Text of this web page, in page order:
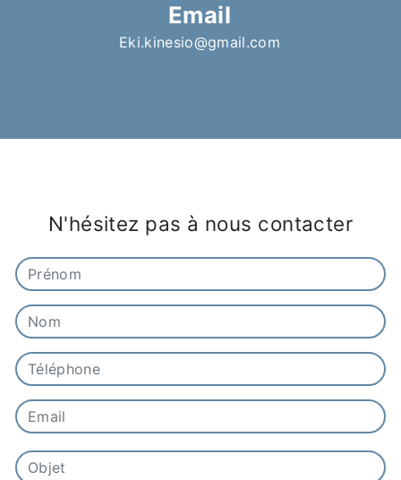
Email
eki.kinesio@gmail.com
N'hésitez pas à nous contacter